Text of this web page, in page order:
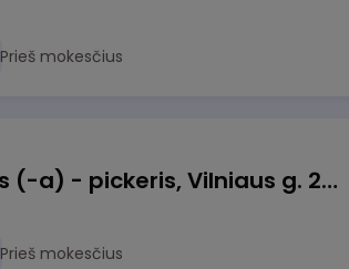
Prieš mokesčius
Prekių surinkėjas (-a) - pickeris, Vilniaus g. 220 - 1, Šiauliai
Prieš mokesčius